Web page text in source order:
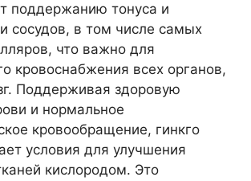
поддержанию тонуса и
сосудов, в том числе самых
что важно для
кровоснабжения всех органов,
Поддерживая здоровую
и нормальное
кровообращение, гинкго
условия для улучшения
кислородом. Это